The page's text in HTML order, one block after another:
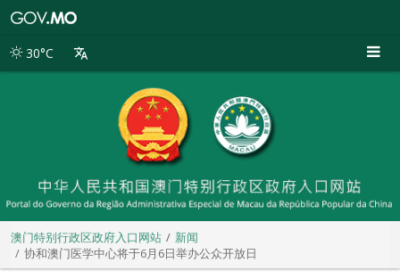
别
30°C
澳门特别行政区政府入口网站
新闻
协和澳门医学中心将于6月6日举办公众开放日